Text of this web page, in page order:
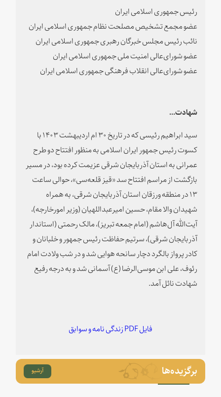
رئیس جمهوری اسلامی ایران
عضو مجمع تشخیص مصلحت نظام جمهوری اسلامی ایران
نائب رئیس مجلس خبرگان رهبری جمهوری اسلامی ایران
عضو شورای‌عالی امنیت ملی جمهوری اسلامی ایران
عضو شورای‌عالی انقلاب فرهنگی جمهوری اسلامی ایران
شهادت...
سید ابراهیم رئیسی که در تاریخ ۳۰ ام اردیبهشت ۱۴۰۳ با
کسوت رئیس جمهور ایران اسلامی به منظور افتتاح دو طرح
عمرانی به استان آذربایجان شرقی عزیمت کرده بود، در مسیر
بازگشت از مراسم افتتاح سد «قیز قلعه‌سی»، حوالی ساعت
۱۳ در منطقه ورزقان استان آذربایجان شرقی، به همراه
شهیدان والا مقام، حسین امیرعبداللهیان (وزیر امورخارجه)،
آیت‌الله آل‌هاشم (امام جمعه تبریز)، مالک رحمتی (استاندار
آذربایجان شرقی)، سرتیم حفاظت رئیس جمهور و خلبانان و
کادر پرواز بالگرد دچار سانحه هوایی شد و در شب ولادت امام
رئوف، علی ابن موسی‌الرضا (ع) آسمانی شد و به درجه رفیع
شهادت نائل آمد.
فایل PDF زندگی نامه و سوابق
برگزیده‌ها آرشیو